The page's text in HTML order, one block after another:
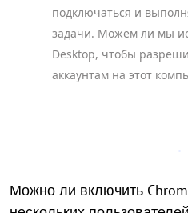
подключаться и
задачи. Можем ли мы
Desktop, чтобы
аккаунтам на этот
Можно ли включить